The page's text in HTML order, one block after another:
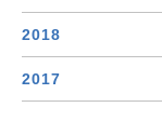
2018
2017